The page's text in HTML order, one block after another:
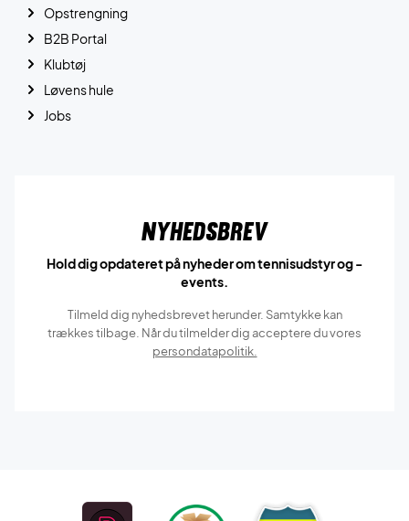
Opstrengning
B2B Portal
Klubtøj
Løvens hule
Jobs
Nyhedsbrev
Hold dig opdateret på nyheder om tennisudstyr og -
events.
Tilmeld dig nyhedsbrevet herunder. Samtykke kan
trækkes tilbage. Når du tilmelder dig acceptere du vores
persondatapolitik.